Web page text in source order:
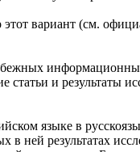
вариант (см.
и результаты
языке в
ней результатах